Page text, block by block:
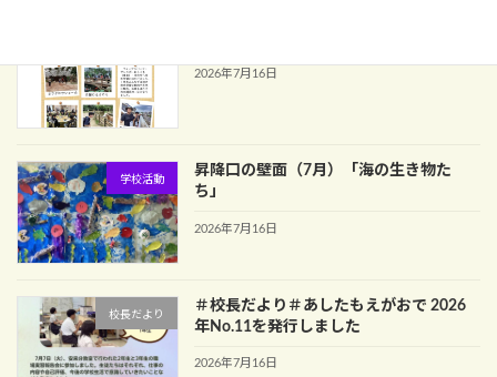
2026年7月16日
学校活動
昇降口の壁面（7月）「海の生き物た
ち」
2026年7月16日
校長だより
＃校長だより＃あしたもえがおで 2026
年No.11を発行しました
2026年7月16日